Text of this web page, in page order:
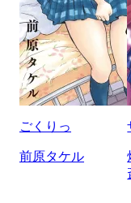
ごくりっ
前原タケル